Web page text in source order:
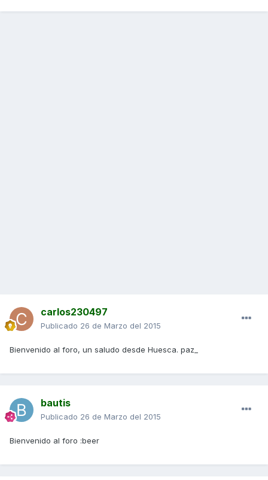
carlos230497
Publicado 26 de Marzo del 2015
Bienvenido al foro, un saludo desde Huesca. paz_
bautis
Publicado 26 de Marzo del 2015
Bienvenido al foro :beer